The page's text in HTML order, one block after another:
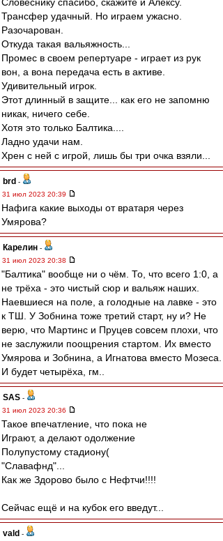
Трансфер удачный. Но играем ужасно.
Разочарован.
Откуда такая вальяжность...
Промес в своем репертуаре - играет из рук
вон, а вона передача есть в активе.
Удивительный игрок.
Этот длинный в защите... как его не запомню
никак, ничего себе.
Хотя это только Балтика....
Ладно удачи нам.
Хрен с ней с игрой, лишь бы три очка взяли...
brd -
31 июл 2023 20:39
Нафига какие выходы от вратаря через
Умярова?
Карелин -
31 июл 2023 20:38
"Балтика" вообще ни о чём. То, что всего 1:0, а
не трёха - это чистый сюр и вальяж наших.
Наевшиеся на поле, а голодные на лавке - это
к ТШ. У Зобнина тоже третий старт, ну и? Не
верю, что Мартинс и Пруцев совсем плохи, что
не заслужили поощрения стартом. Их вместо
Умярова и Зобнина, а Игнатова вместо Мозеса.
И будет четырёха, гм..
SAS -
31 июл 2023 20:36
Такое впечатление, что пока не
Играют, а делают одолжение
Полупустому стадиону(
"Славафнд"...
Как же Здорово было с Нефтчи!!!!
Сейчас ещё и на кубок его введут...
vald -